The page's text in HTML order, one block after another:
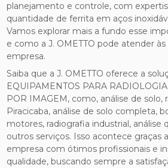
planejamento e controle, com
quantidade de ferrita em aços
Vamos explorar mais a fundo esse
e como a J. OMETTO pode atender
empresa.
Saiba que a J. OMETTO oferece a
EQUIPAMENTOS PARA
POR IMAGEM, como, análise de solo,
Piracicaba, análise de solo completa,
motores, radiografia industrial, análise
outros serviços. Isso acontece graças
empresa com ótimos profissionais e
qualidade, buscando sempre a